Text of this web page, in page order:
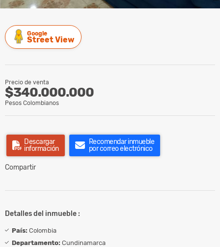
Google
Street View
Precio de venta
$340.000.000
Pesos Colombianos
Descargar
información
Recomendar inmueble
por correo electrónico
Compartir
Detalles del inmueble :
País: Colombia
Departamento: Cundinamarca